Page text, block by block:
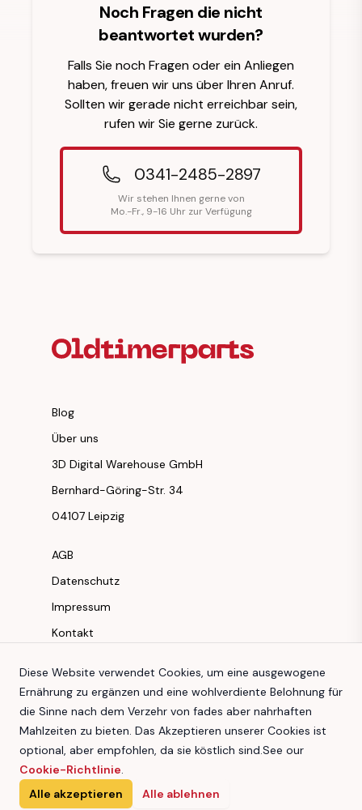
Noch Fragen die nicht
beantwortet wurden?
Falls Sie noch Fragen oder ein Anliegen
haben, freuen wir uns über Ihren Anruf.
Sollten wir gerade nicht erreichbar sein,
rufen wir Sie gerne zurück.
0341-2485-2897
Wir stehen Ihnen gerne von
Mo.-Fr., 9-16 Uhr zur Verfügung
Blog
Über uns
3D Digital Warehouse GmbH
Bernhard-Göring-Str. 34
04107 Leipzig
AGB
Datenschutz
Impressum
Kontakt
Instagram
Facebook
Youtube
TikTok
3D Digital Warehouse GmbH
Diese Website verwendet Cookies, um eine ausgewogene
Ernährung zu ergänzen und eine wohlverdiente Belohnung für
die Sinne nach dem Verzehr von fades aber nahrhaften
Mahlzeiten zu bieten. Das Akzeptieren unserer Cookies ist
optional, aber empfohlen, da sie köstlich sind.See our
Cookie-Richtlinie.
Alle akzeptieren
Alle ablehnen